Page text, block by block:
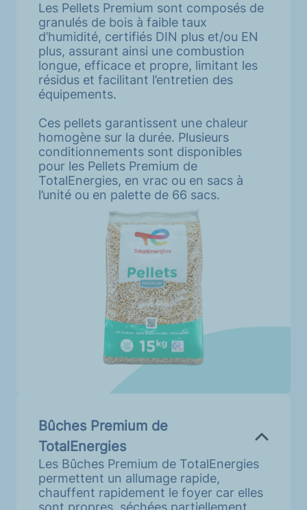
Les Pellets Premium sont composés de
granulés de bois à faible taux
d’humidité, certifiés DIN plus et/ou EN
plus, assurant ainsi une combustion
longue, efficace et propre, limitant les
résidus et facilitant l’entretien des
équipements.
Ces pellets garantissent une chaleur
homogène sur la durée. Plusieurs
conditionnements sont disponibles
pour les Pellets Premium de
TotalEnergies, en vrac ou en sacs à
l’unité ou en palette de 66 sacs.
Bûches Premium de
TotalEnergies
Les Bûches Premium de TotalEnergies
permettent un allumage rapide,
chauffent rapidement le foyer car elles
sont propres, séchées partiellement